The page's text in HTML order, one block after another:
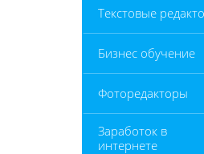
Текстовые
Бизнес обучение
Фоторедакторы
Заработок в
интернете